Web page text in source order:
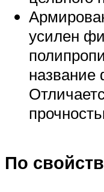
усилен
название
По